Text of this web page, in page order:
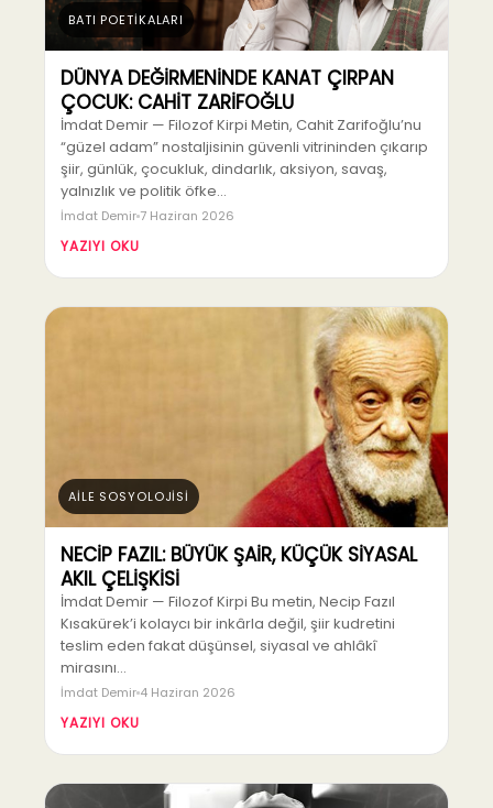
BATI POETİKALARI
DÜNYA DEĞİRMENİNDE KANAT ÇIRPAN
ÇOCUK: CAHİT ZARİFOĞLU
İmdat Demir — Filozof Kirpi Metin, Cahit Zarifoğlu’nu
“güzel adam” nostaljisinin güvenli vitrininden çıkarıp
şiir, günlük, çocukluk, dindarlık, aksiyon, savaş,
yalnızlık ve politik öfke…
İmdat Demir 7 Haziran 2026
YAZIYI OKU
AİLE SOSYOLOJİSİ
NECİP FAZIL: BÜYÜK ŞAİR, KÜÇÜK SİYASAL
AKIL ÇELİŞKİSİ
İmdat Demir — Filozof Kirpi Bu metin, Necip Fazıl
Kısakürek’i kolaycı bir inkârla değil, şiir kudretini
teslim eden fakat düşünsel, siyasal ve ahlâkî
mirasını…
İmdat Demir 4 Haziran 2026
YAZIYI OKU